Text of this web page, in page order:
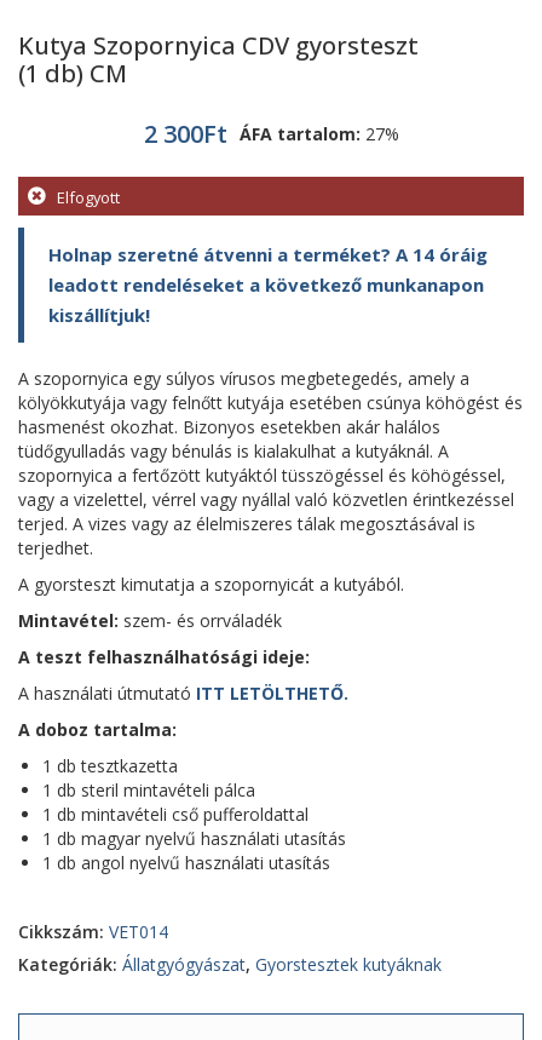
Kutya Szopornyica CDV gyorsteszt
(1 db) CM
2 300Ft ÁFA tartalom: 27%
Elfogyott
Holnap szeretné átvenni a terméket? A 14 óráig
leadott rendeléseket a következő munkanapon
kiszállítjuk!
A szopornyica egy súlyos vírusos megbetegedés, amely a
kölyökkutyája vagy felnőtt kutyája esetében csúnya köhögést és
hasmenést okozhat. Bizonyos esetekben akár halálos
tüdőgyulladás vagy bénulás is kialakulhat a kutyáknál. A
szopornyica a fertőzött kutyáktól tüsszögéssel és köhögéssel,
vagy a vizelettel, vérrel vagy nyállal való közvetlen érintkezéssel
terjed. A vizes vagy az élelmiszeres tálak megosztásával is
terjedhet.
A gyorsteszt kimutatja a szopornyicát a kutyából.
Mintavétel: szem- és orrváladék
A teszt felhasználhatósági ideje:
A használati útmutató ITT LETÖLTHETŐ.
A doboz tartalma:
1 db tesztkazetta
1 db steril mintavételi pálca
1 db mintavételi cső pufferoldattal
1 db magyar nyelvű használati utasítás
1 db angol nyelvű használati utasítás
Cikkszám: VET014
Kategóriák: Állatgyógyászat, Gyorstesztek kutyáknak